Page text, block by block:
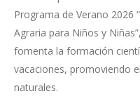
Programa de Verano 2026
Agraria para Niños y
fomenta la formación
vacaciones, promoviendo
naturales.